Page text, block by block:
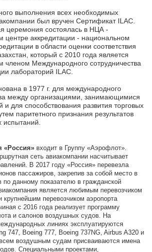
выполнения всех необходимых
был вручен Сертификат ILAC.
церемония состоялась в НЦА -
центре аккредитации - национальном
в области оценки соответствия
который с 2010 года является
членом Международного сотрудничества
лабораторий ILAC.
в 1977 г. для международного
между организациями, занимающимися
и для способствования развития торговых
паритетного признания результатов
испытаний.
«Россия» входит в Группу «Аэрофлот».
сеть авиакомпании насчитывает
В 2017 году «Россия» перевезла
пассажиров, закрепив за собой место в
по данному показателю в гражданской
является любимым перевозчиком
крупнейшим перевозчиком аэропорта
с 2016 года реализует программу
и салонов воздушных судов. На
линиях эксплуатируются
747, Boeing 777, Boeing 737NG, Airbus A320 и
воздушным судам присваиваются имена
Специальными проектами,